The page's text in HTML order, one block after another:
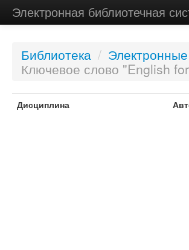
Электронная библиотечная
Библиотека /
Ключевое слово "English
Дисциплина